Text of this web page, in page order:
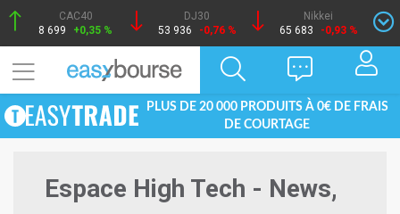
CAC40
8 699
+0,35 %
DJ30
53 936
-0,76 %
Nikkei
65 683
-0,93 %
PLUS DE 20 000 PRODUITS À 0€ DE FRAIS
DE COURTAGE
Espace High Tech - News,